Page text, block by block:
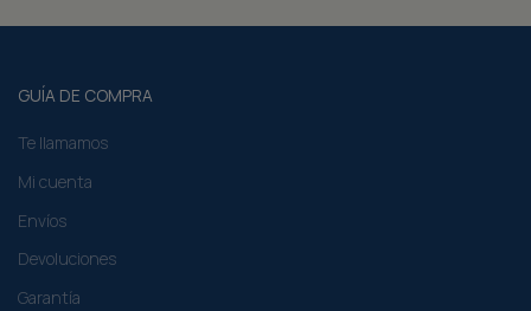
GUÍA DE COMPRA
Te llamamos
Mi cuenta
Envíos
Devoluciones
Garantía